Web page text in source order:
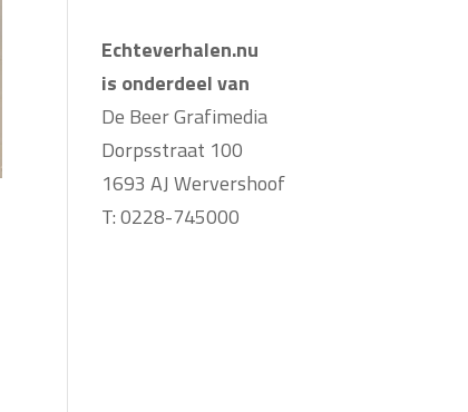
Echteverhalen.nu
is onderdeel van
De Beer Grafimedia
Dorpsstraat 100
1693 AJ Wervershoof
T: 0228-745000